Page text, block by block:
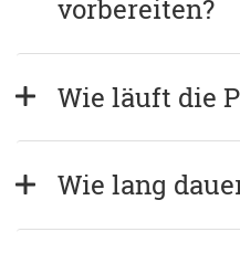
vorbereiten?
Wie läuft die
Wie lang